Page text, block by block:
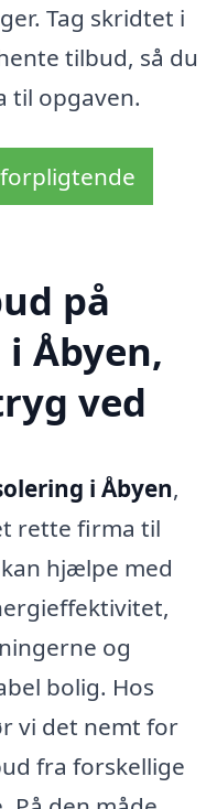
Tag skridtet i
tilbud, så du
til opgaven.
på
Åbyen,
ved
i Åbyen,
rette firma til
hjælpe med
og
bolig. Hos
vi det nemt for
fra forskellige